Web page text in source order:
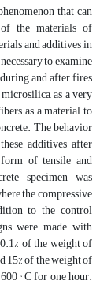
that can
the materials of
and additives in
to examine
and after fires
as a very
as a material to
The behavior
additives after
of tensile and
specimen was
the compressive
to the control
were made with
of the weight of
15% of the weight of